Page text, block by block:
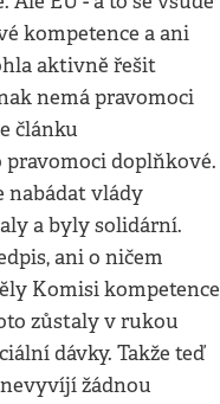
kompetence a ani
aktivně řešit
nemá pravomoci
článku
pravomoci doplňkové.
nabádat vlády
a byly solidární.
ani o ničem
Komisi kompetence
zůstaly v rukou
dávky. Takže teď
žádnou